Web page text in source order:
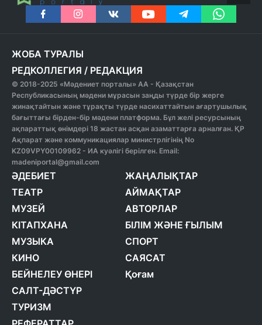
ЖОБА ТУРАЛЫ
РЕДКОЛЛЕГИЯ / РЕДАКЦИЯ
© 2018-2025 «Мәдениет порталы» АА - Қазақстан
Республикасының мәдени мұрасын заңды түрде бір жерге
жинақтайтын және тұрақты түрде насихаттайтын ағартушылық
бағыттағы бірден-бір мәдени платформа. Бұл желі ресурсының
ақпараттық өнімдері 18 жастан асқан азаматтарға арналған. ҚР
Ақпарат және коммуникациялар министрлігінің No
KZ09VPY00109962 - ИА куәлігі берілген. Email:
madeniportal@gmail.com
ӘДЕБИЕТ
ТЕАТР
МУЗЕЙ
КІТАПХАНА
МУЗЫКА
КИНО
БЕЙНЕЛЕУ ӨНЕРІ
САЛТ-ДӘСТҮР
ТУРИЗМ
ЖАҢАЛЫҚТАР
АЙМАҚТАР
АВТОРЛАР
БІЛІМ ЖӘНЕ ҒЫЛЫМ
СПОРТ
САЯСАТ
Қоғам